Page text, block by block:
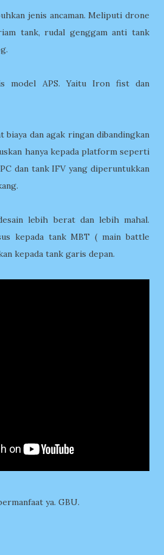
jenis ancaman. Meliputi drone
tank, rudal genggam anti tank
model APS. Yaitu Iron fist dan
dan agak ringan dibandingkan
hanya kepada platform seperti
dan tank IFV yang diperuntukkan
lebih berat dan lebih mahal.
kepada tank MBT ( main battle
kepada tank garis depan.
ya. GBU.